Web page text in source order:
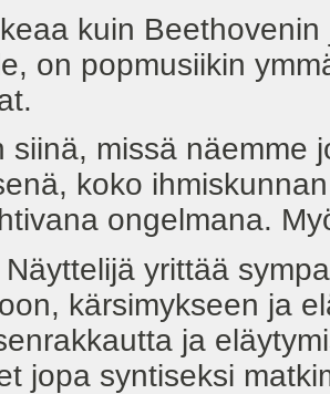
kuin
on popmusiikin
siinä, missä näemme
koko
ongelmana.
Näyttelijä yrittää
kärsimykseen ja
ja
jopa syntiseksi